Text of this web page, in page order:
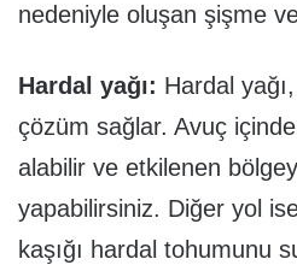
nedeniyle oluşan şişme
Hardal yağı: Hardal
çözüm sağlar. Avuç
alabilir ve etkilenen
yapabilirsiniz. Diğer yol
kaşığı hardal tohumunu